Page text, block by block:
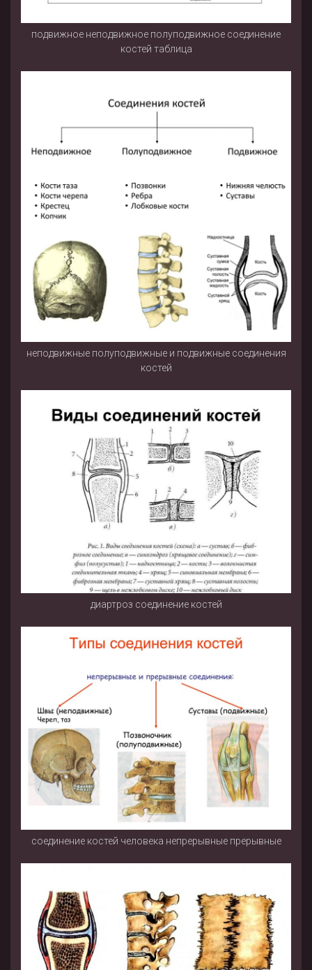
подвижное неподвижное полуподвижное соединение
костей таблица
неподвижные полуподвижные и подвижные соединения
костей
диартроз соединение костей
соединение костей человека непрерывные прерывные